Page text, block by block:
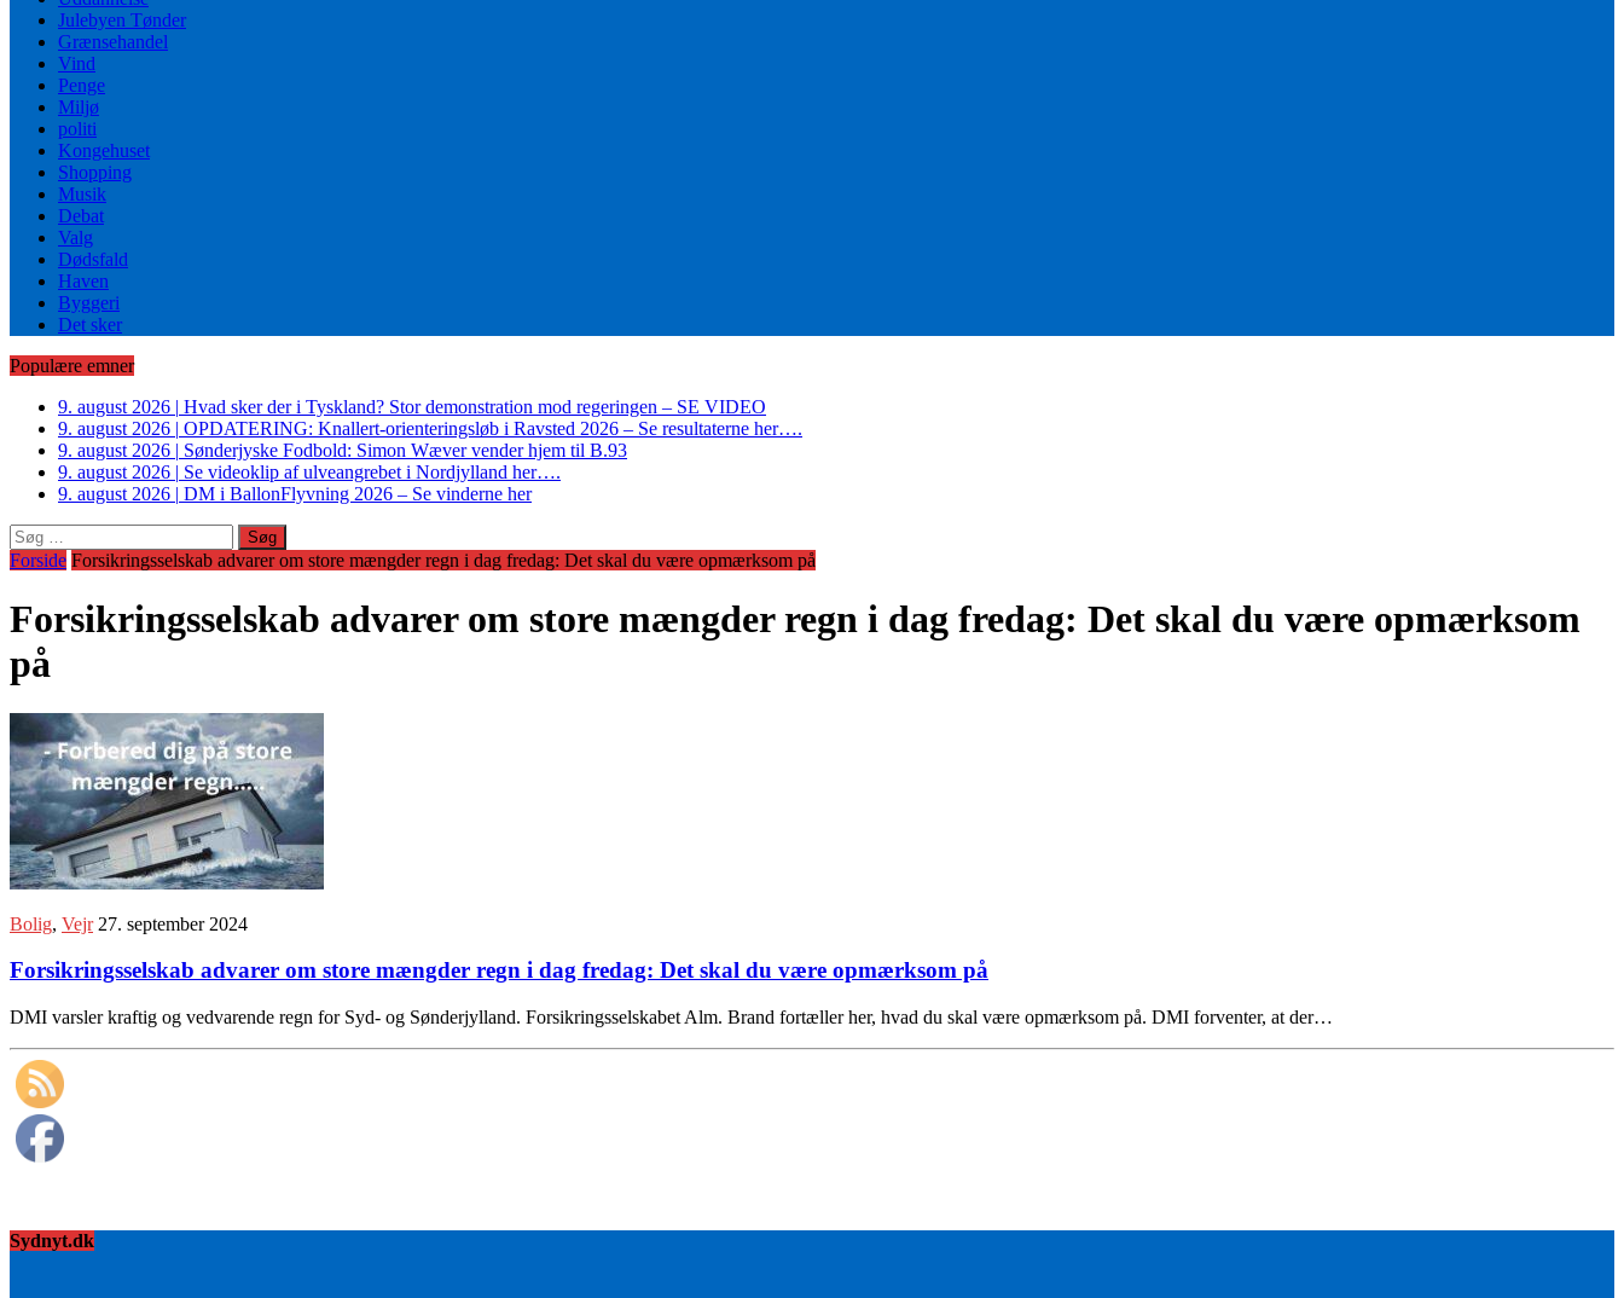
Julebyen Tønder
Grænsehandel
Vind
Penge
Miljø
politi
Kongehuset
Shopping
Musik
Debat
Valg
Dødsfald
Haven
Byggeri
Det sker
Populære emner
9. august 2026 | Hvad sker der i Tyskland? Stor demonstration mod regeringen – SE VIDEO
9. august 2026 | OPDATERING: Knallert-orienteringsløb i Ravsted 2026 – Se resultaterne her….
9. august 2026 | Sønderjyske Fodbold: Simon Wæver vender hjem til B.93
9. august 2026 | Se videoklip af ulveangrebet i Nordjylland her….
9. august 2026 | DM i BallonFlyvning 2026 – Se vinderne her
Søg
efter:
Forside Forsikringsselskab advarer om store mængder regn i dag fredag: Det skal du være opmærksom på
Forsikringsselskab advarer om store mængder regn i dag fredag: Det skal du være opmærksom
på
Bolig, Vejr 27. september 2024
Forsikringsselskab advarer om store mængder regn i dag fredag: Det skal du være opmærksom på
DMI varsler kraftig og vedvarende regn for Syd- og Sønderjylland. Forsikringsselskabet Alm. Brand fortæller her, hvad du skal være opmærksom på. DMI forventer, at der…
Sydnyt.dk